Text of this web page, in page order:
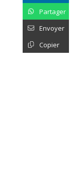
Partager
Envoyer
Copier